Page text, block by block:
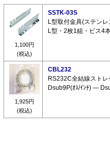
1,100円
(税込)
SSTK-03S
L型取付金具(ステンレ
L型・2枚1組・ビス4
1,925円
(税込)
CBL232
RS232C全結線スト
Dsub9P(ｵｽ/ｲﾝﾁ) ―